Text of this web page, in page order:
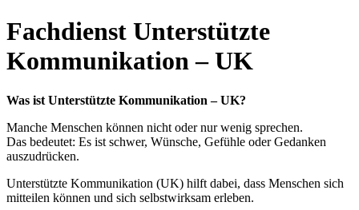
Fachdienst Unterstützte
Kommunikation – UK
Was ist Unterstützte Kommunikation – UK?
Manche Menschen können nicht oder nur wenig sprechen.
Das bedeutet: Es ist schwer, Wünsche, Gefühle oder Gedanken
auszudrücken.
Unterstützte Kommunikation (UK) hilft dabei, dass Menschen sich
mitteilen können und sich selbstwirksam erleben.